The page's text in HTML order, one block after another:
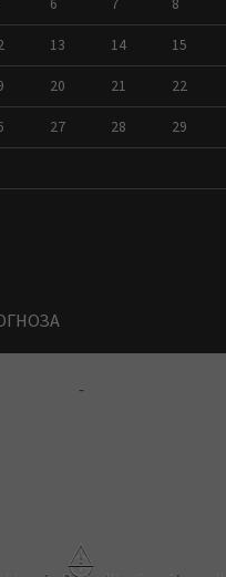
6 7 8
13 14 15
20 21 22
27 28 29
-
⚠